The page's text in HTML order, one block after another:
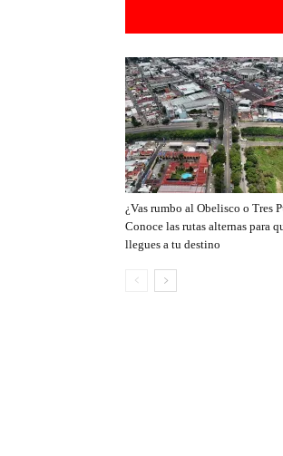
¿Vas rumbo al Obelisco o Tres
Conoce las rutas alternas para
llegues a tu destino